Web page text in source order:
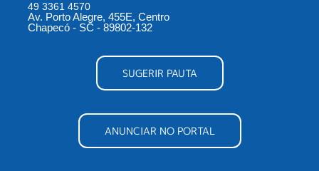
49 3361 4570
Av. Porto Alegre, 455E, Centro
Chapecó - SC - 89802-132
SUGERIR PAUTA
ANUNCIAR NO PORTAL